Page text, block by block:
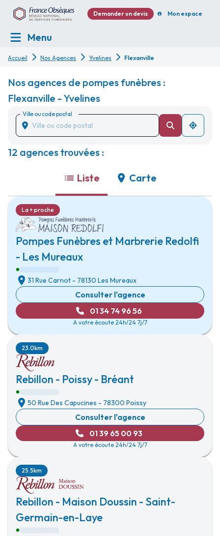
Demander un devis Mon espace
Menu
Accueil Nos Agences Yvelines Flexanville
Nos agences de pompes funèbres :
Flexanville - Yvelines
Ville ou code postal
12 agences trouvées :
Liste Carte
Pompes Funèbres et Marbrerie Redolfi
- Les Mureaux
La + proche
31 Rue Carnot - 78130 Les Mureaux
Consulter l'agence
01 34 74 96 56
A votre écoute 24h/24 7j/7
Rebillon - Poissy - Bréant
23.0km
50 Rue Des Capucines - 78300 Poissy
Consulter l'agence
01 39 65 00 93
A votre écoute 24h/24 7j/7
Rebillon - Maison Doussin - Saint-
Germain-en-Laye
25.5km